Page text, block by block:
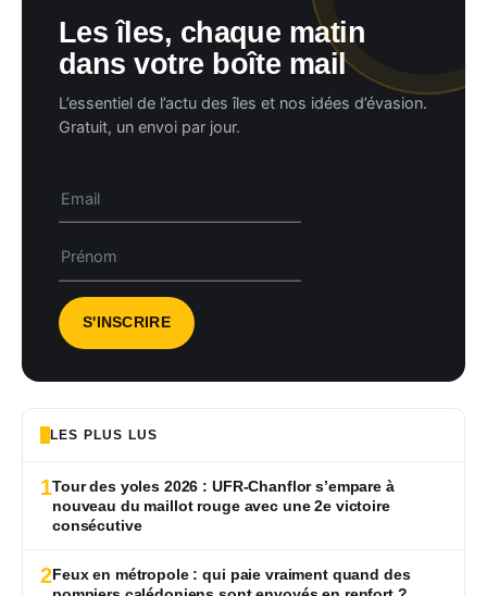
Les îles, chaque matin
dans votre boîte mail
L’essentiel de l’actu des îles et nos idées d’évasion.
Gratuit, un envoi par jour.
LES PLUS LUS
1Tour des yoles 2026 : UFR-Chanflor s’empare à
nouveau du maillot rouge avec une 2e victoire
consécutive
2Feux en métropole : qui paie vraiment quand des